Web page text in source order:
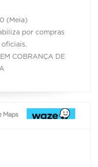
(Meia)
por compras
oficiais.
COBRANÇA DE